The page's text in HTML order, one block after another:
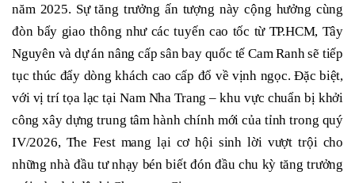
năm 2025. Sự tăng trưởng ấn tượng này cộng hưởng cùng
đòn bẩy giao thông như các tuyến cao tốc từ TP.HCM, Tây
Nguyên và dự án nâng cấp sân bay quốc tế Cam Ranh sẽ tiếp
tục thúc đẩy dòng khách cao cấp đổ về vịnh ngọc. Đặc biệt,
với vị trí tọa lạc tại Nam Nha Trang – khu vực chuẩn bị khởi
công xây dựng trung tâm hành chính mới của tỉnh trong quý
IV/2026, The Fest mang lại cơ hội sinh lời vượt trội cho
những nhà đầu tư nhạy bén biết đón đầu chu kỳ tăng trưởng